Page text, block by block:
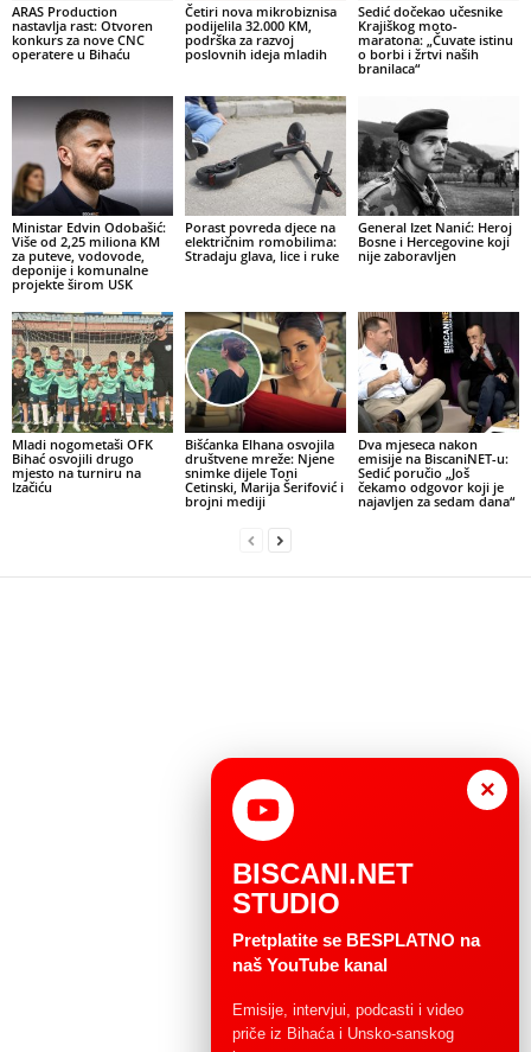
ARAS Production
nastavlja rast: Otvoren
konkurs za nove CNC
operatere u Bihaću
Četiri nova mikrobiznisa
podijelila 32.000 KM,
podrška za razvoj
poslovnih ideja mladih
Sedić dočekao učesnike
Krajiškog moto-
maratona: „Čuvate istinu
o borbi i žrtvi naših
branilaca“
Ministar Edvin Odobašić:
Više od 2,25 miliona KM
za puteve, vodovode,
deponije i komunalne
projekte širom USK
Porast povreda djece na
električnim romobilima:
Stradaju glava, lice i ruke
General Izet Nanić: Heroj
Bosne i Hercegovine koji
nije zaboravljen
Mladi nogometaši OFK
Bihać osvojili drugo
mjesto na turniru na
Izačiću
Bišćanka Elhana osvojila
društvene mreže: Njene
snimke dijele Toni
Cetinski, Marija Šerifović i
brojni mediji
Dva mjeseca nakon
emisije na BiscaniNET-u:
Sedić poručio „Još
čekamo odgovor koji je
najavljen za sedam dana“
×
BISCANI.NET
STUDIO
Pretplatite se BESPLATNO na
naš YouTube kanal
Emisije, intervjui, podcasti i video
priče iz Bihaća i Unsko-sanskog